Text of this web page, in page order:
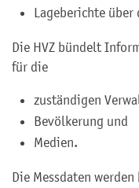
Lageberichte über
Die HVZ bündelt
für die
zuständigen
Bevölkerung und
Medien.
Die Messdaten